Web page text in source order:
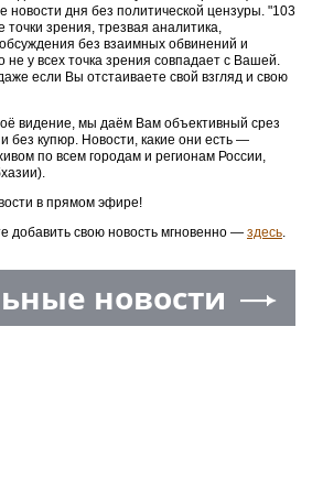
новости дня без политической цензуры. "103
зрения, трезвая аналитика,
без взаимных обвинений и
не у всех точка зрения совпадает с Вашей.
если Вы отстаиваете свой взгляд и свою
видение, мы даём Вам объективный срез
без купюр. Новости, какие они есть —
по всем городам и регионам России,
в прямом эфире!
добавить свою новость мгновенно — здесь.
новости